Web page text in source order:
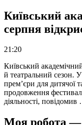
Київський
серпня
21:20
Київський
й театральний сезон.
прем’єри для дитячої
продовження
діяльності, повідомив
Моя робота —